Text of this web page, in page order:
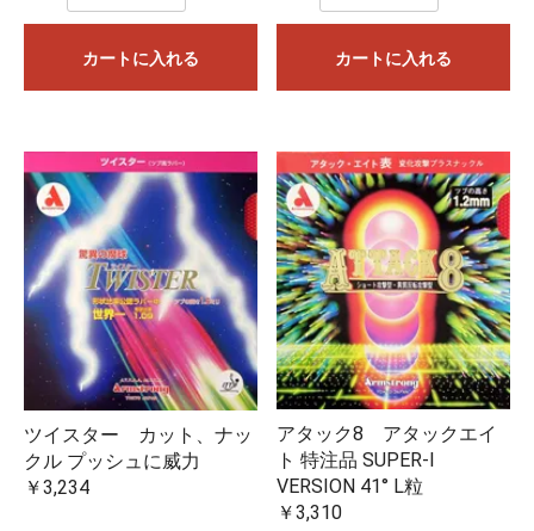
カートに入れる カートに入れる
ツイスター カット、ナッ
クル プッシュに威力
￥3,234
アタック8 アタックエイ
ト 特注品 SUPER-I
VERSION 41° L粒
￥3,310